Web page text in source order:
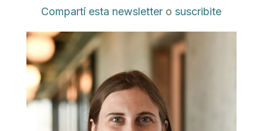
Compartí esta newsletter osuscribite